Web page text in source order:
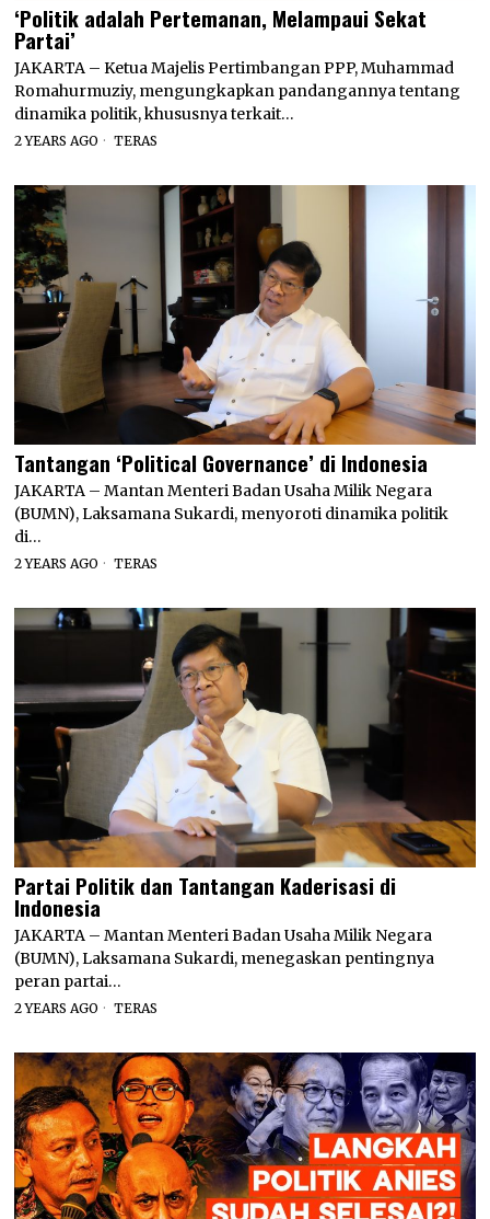
‘Politik adalah Pertemanan, Melampaui Sekat
Partai’
JAKARTA – Ketua Majelis Pertimbangan PPP, Muhammad
Romahurmuziy, mengungkapkan pandangannya tentang
dinamika politik, khususnya terkait…
2 YEARS AGO TERAS
Tantangan ‘Political Governance’ di Indonesia
JAKARTA – Mantan Menteri Badan Usaha Milik Negara
(BUMN), Laksamana Sukardi, menyoroti dinamika politik
di…
2 YEARS AGO TERAS
Partai Politik dan Tantangan Kaderisasi di
Indonesia
JAKARTA – Mantan Menteri Badan Usaha Milik Negara
(BUMN), Laksamana Sukardi, menegaskan pentingnya
peran partai…
2 YEARS AGO TERAS